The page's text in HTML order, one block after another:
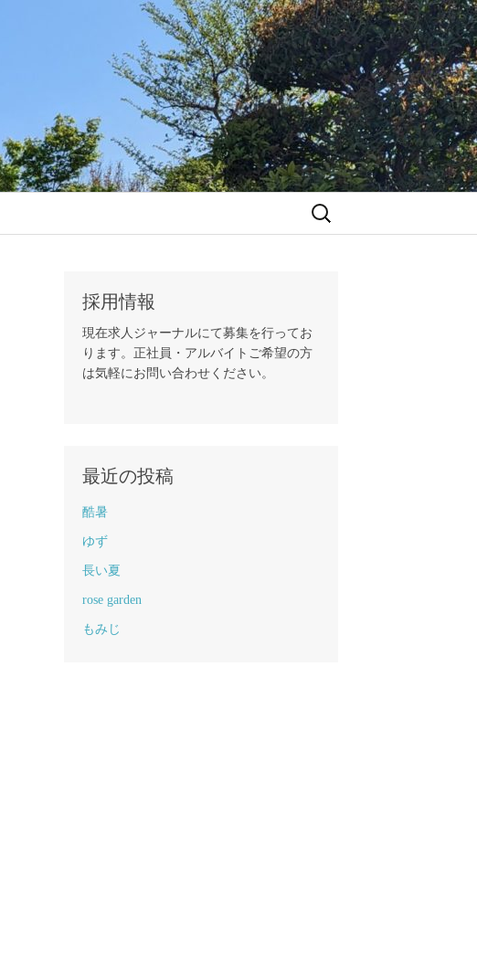
検
採用情報
現在求人ジャーナルにて募集を行ってお
ります。正社員・アルバイトご希望の方
は気軽にお問い合わせください。
最近の投稿
酷暑
ゆず
長い夏
rose garden
もみじ